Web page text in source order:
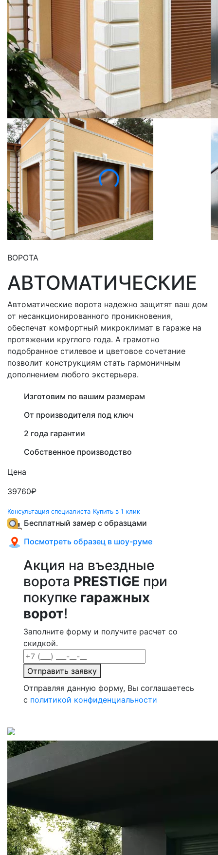
ВОРОТА
АВТОМАТИЧЕСКИЕ
Автоматические ворота надежно защитят ваш дом
от несанкционированного проникновения,
обеспечат комфортный микроклимат в гараже на
протяжении круглого года. А грамотно
подобранное стилевое и цветовое сочетание
позволит конструкциям стать гармоничным
дополнением любого экстерьера.
Изготовим по вашим размерам
От производителя под ключ
2 года гарантии
Собственное производство
Цена
39760₽
Консультация специалиста Купить в 1 клик
Бесплатный замер с образцами
Посмотреть образец в шоу-руме
Акция на въездные
ворота PRESTIGE при
покупке гаражных
ворот!
Заполните форму и получите расчет со
скидкой.
Отправить заявку
Отправляя данную форму, Вы соглашаетесь
с политикой конфиденциальности